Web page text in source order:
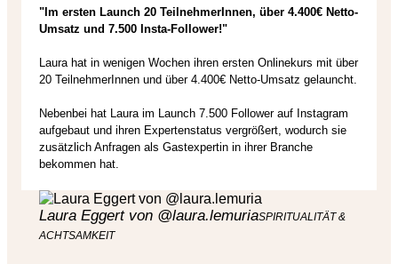
"Im ersten Launch 20 TeilnehmerInnen, über 4.400€ Netto-
Umsatz und 7.500 Insta-Follower!"
Laura hat in wenigen Wochen ihren ersten Onlinekurs mit über
20 TeilnehmerInnen und über 4.400€ Netto-Umsatz gelauncht.
Nebenbei hat Laura im Launch 7.500 Follower auf Instagram
aufgebaut und ihren Expertenstatus vergrößert, wodurch sie
zusätzlich Anfragen als Gastexpertin in ihrer Branche
bekommen hat.
Laura Eggert von @laura.lemuriaSPIRITUALITÄT &
ACHTSAMKEIT